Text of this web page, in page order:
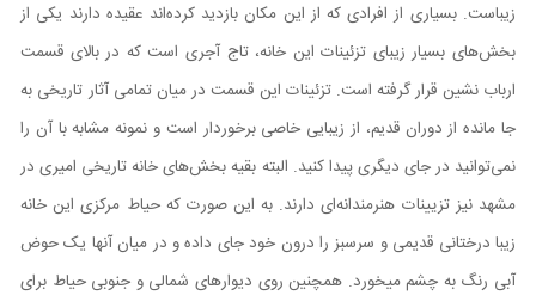
زیباست. بسیاری از افرادی که از این مکان بازدید کرده‌اند عقیده دارند یکی از
بخش‌‌های بسیار زیبای تزئینات این خانه، تاج آجری است که در بالای قسمت
ارباب نشین قرار گرفته است. تزئینات این قسمت در میان تمامی آثار تاریخی به
جا مانده از دوران قدیم، از زیبایی خاصی برخوردار است و نمونه مشابه با آن را
نمی‌توانید در جای دیگری پیدا کنید. البته بقیه بخش‌‌های خانه تاریخی امیری در
مشهد نیز تزیینات هنرمندانه‌ای دارند. به این صورت که حیاط مرکزی این خانه
زیبا درختانی قدیمی و سرسبز را درون خود جای داده و در میان آنها یک حوض
آبی رنگ به چشم میخورد. همچنین روی دیوارهای شمالی و جنوبی حیاط برای